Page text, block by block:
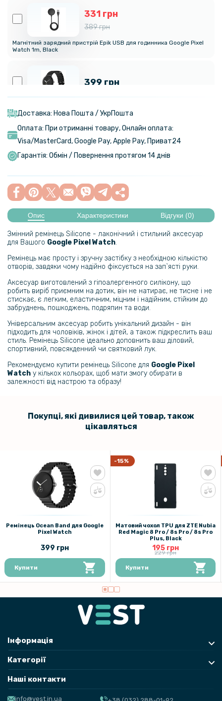
331 грн
389 грн
Магнітний зарядний пристрій Epik USB для годинника Google Pixel
Watch 1m, Black
399 грн
424 грн
499 грн
Металевий ремінець Milanese Magnetic для смарт-годинників
135 грн
159 грн
Силіконовий чохол для Google Pixel Watch​ із захистом на екран
199 грн
Протиударна гідрогелева плівка Hydrogel Film для Google Pixel
Watch, Transparent
84 грн
99 грн
Захисне скло SoftGlass Full Cover для Google Pixel Watch, Black
159 грн
199 грн
159 грн
Протиударна гідрогелева плівка Hydrogel Film для Google Pixel
Watch 3 45mm, Transparent
Доставка: Нова Пошта / УкрПошта
Оплата: При отриманні товару, Онлайн оплата:
Visa/MasterСard, Google Pay, Apple Pay, Приват24
Гарантія: Обмін / Повернення протягом 14 днів
Опис Характеристики Відгуки (0)
Змінний ремінець Silicone - лаконічний і стильний аксесуар
для Вашого Google Pixel Watch.
Ремінець має просту і зручну застібку з необхідною кількістю
отворів, завдяки чому надійно фіксується на зап`ясті руки.
Аксесуар виготовлений з гіпоалергенного силікону, що
робить виріб приємним на дотик, він не натирає, не тисне і не
стискає, є легким, еластичним, міцним і надійним, стійким до
забруднень, пошкоджень, подряпин та води.
Універсальним аксесуар робить унікальний дизайн - він
підходить для чоловіків, жінок і дітей, а також підкреслить ваш
стиль. Ремінець Silicone ідеально доповнить ваш діловий,
спортивний, повсякденний чи святковий лук.
Рекомендуємо купити ремінець Silicone для Google Pixel
Watch у кількох кольорах, щоб мати змогу обирати в
залежності від настрою та образу!
Покупці, які дивилися цей товар, також
цікавляться
Ремінець Ocean Band для Google
Pixel Watch
399 грн
Купити
-15%
Матовий чохол TPU для ZTE Nubia
Red Magic 8 Pro / 8s Pro / 8s Pro
Plus, Black
195 грн
229 грн
Купити
Інформація
Категорії
Наші контакти
info@vest.in.ua